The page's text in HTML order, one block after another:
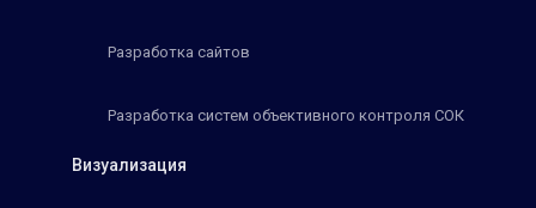
Разработка сайтов
Разработка систем объективного контроля СОК
Визуализация